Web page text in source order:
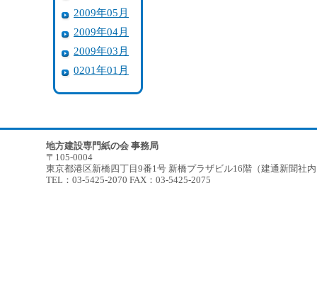
2009年05月
2009年04月
2009年03月
0201年01月
地方建設専門紙の会 事務局
〒105-0004
東京都港区新橋四丁目9番1号 新橋プラザビル16階（建通新聞社
TEL：03-5425-2070 FAX：03-5425-2075